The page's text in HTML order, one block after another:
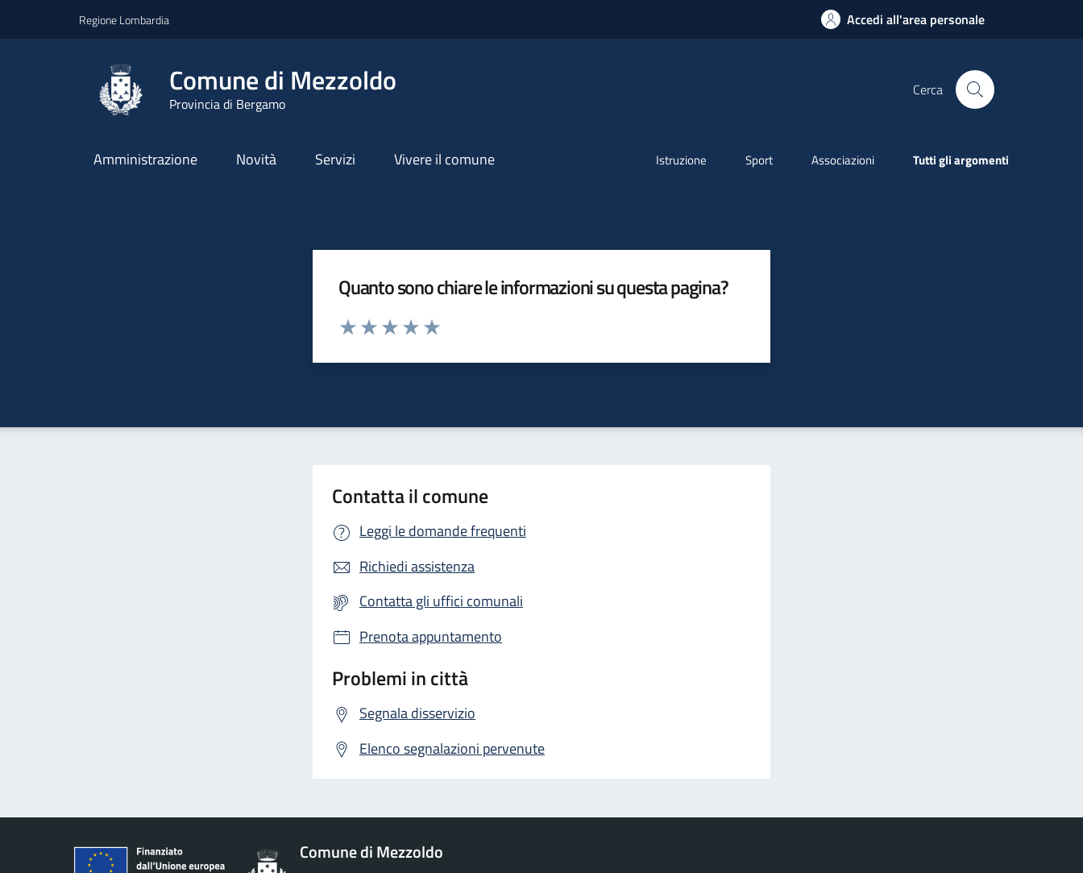
Regione Lombardia Accedi all'area personale
Comune di Mezzoldo
Provincia di Bergamo
Cerca
Amministrazione Novità Servizi Vivere il comune Istruzione Sport Associazioni Tutti gli argomenti
Quanto sono chiare le informazioni su questa pagina?
Valuta da 1 a 5 stelle la pagina
Contatta il comune
Leggi le domande frequenti
Richiedi assistenza
Contatta gli uffici comunali
Prenota appuntamento
Problemi in città
Segnala disservizio
Elenco segnalazioni pervenute
Comune di Mezzoldo